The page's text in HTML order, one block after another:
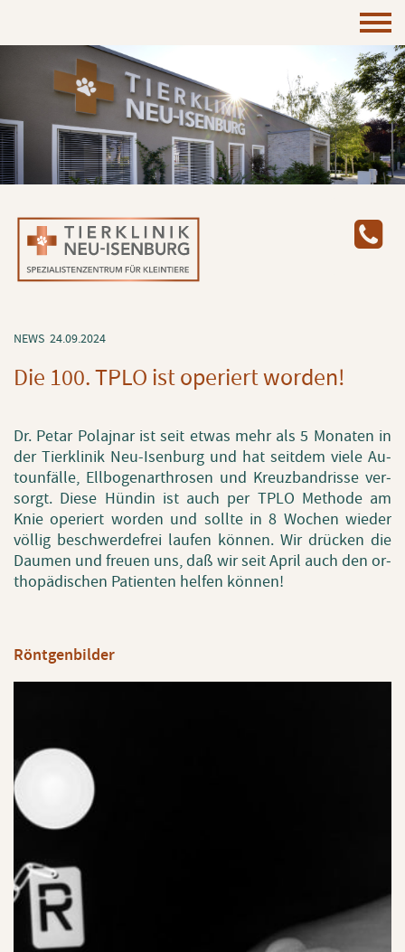
NEWS 24.09.2024
Die 100. TPLO ist ope­riert wor­den!
Dr. Petar Po­la­j­nar ist seit etwas mehr als 5 Mo­na­ten in
der Tier­kli­nik Neu-Isen­burg und hat seit­dem viele Au­
to­un­fäl­le, Ell­bo­gen­ar­thro­sen und Kreuz­band­ris­se ver­
sorgt. Diese Hün­din ist auch per TPLO Me­tho­de am
Knie ope­riert wor­den und soll­te in 8 Wo­chen wie­der
völ­lig be­schwer­de­frei lau­fen kön­nen. Wir drü­cken die
Dau­men und freu­en uns, daß wir seit April auch den or­
tho­pä­di­schen Pa­ti­en­ten hel­fen kön­nen!
Rönt­gen­bil­der